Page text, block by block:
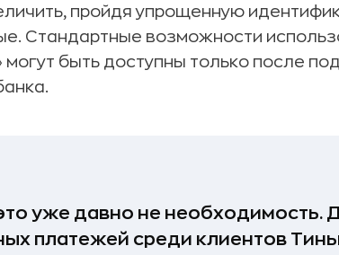
пройдя упрощенную
Стандартные возможности
быть доступны только после
уже давно не необходимость.
платежей среди клиентов